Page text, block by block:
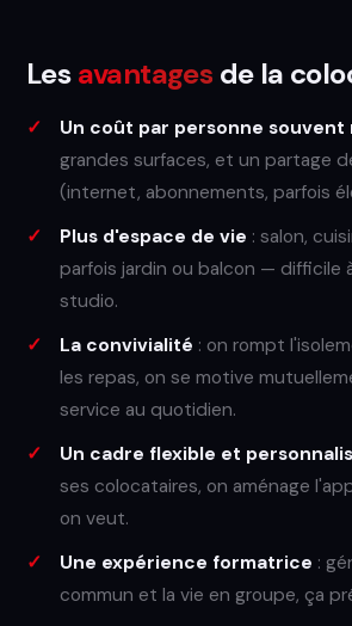
Lesavantages de la
Un coût par personne souvent
grandes surfaces, et un partage
(internet, abonnements, parfois
Plus d'espace de vie : salon,
parfois jardin ou balcon — difficile
studio.
La convivialité : on rompt
les repas, on se motive
service au quotidien.
Un cadre flexible et
ses colocataires, on aménage
on veut.
Une expérience formatrice :
commun et la vie en groupe, ça